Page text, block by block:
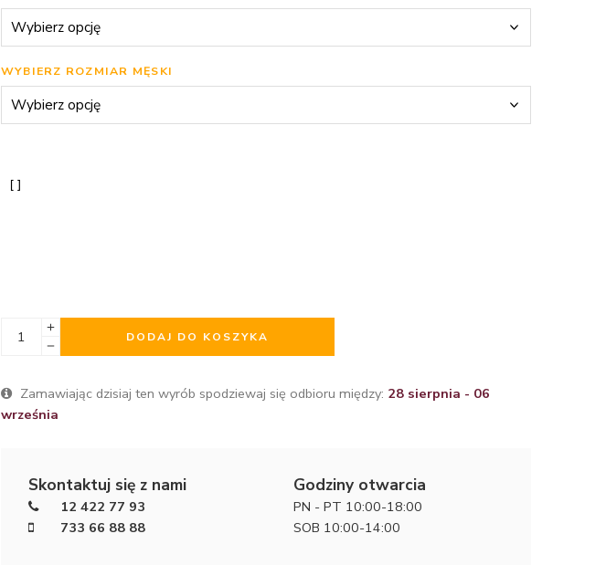
WYBIERZ ROZMIAR MĘSKI
DODAJ DO KOSZYKA
Zamawiając dzisiaj ten wyrób spodziewaj się odbioru między: 28 sierpnia - 06
września
Skontaktuj się z nami
12 422 77 93
733 66 88 88
Godziny otwarcia
PN - PT 10:00-18:00
SOB 10:00-14:00